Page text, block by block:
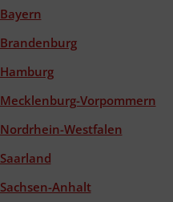
Bayern
Brandenburg
Hamburg
Mecklenburg-Vorpommern
Nordrhein-Westfalen
Saarland
Sachsen-Anhalt